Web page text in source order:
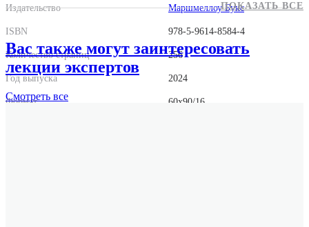
Издательство Маршмеллоу Букс
ISBN 978-5-9614-8584-4
Количество страниц 256
Год выпуска 2024
Формат 60x90/16
ПОКАЗАТЬ ВСЕ
Вас также могут заинтересовать
лекции экспертов
Смотреть все